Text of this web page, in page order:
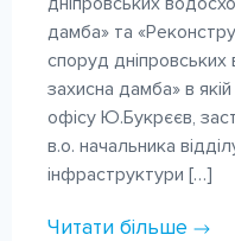
дамба» та
споруд
захисна дамба» в
офісу Ю.Букрєєв,
в.о. начальника
інфраструктури […]
Читати більше